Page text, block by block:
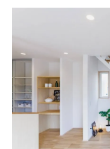
されるポイント
カビ問題が健
相談の重要性
賃貸のカビ問
ベストタイミ